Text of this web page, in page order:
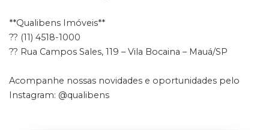
**Qualibens Imóveis**
?? (11) 4518-1000
?? Rua Campos Sales, 119 – Vila Bocaina – Mauá/SP
Acompanhe nossas novidades e oportunidades pelo
Instagram: @qualibens